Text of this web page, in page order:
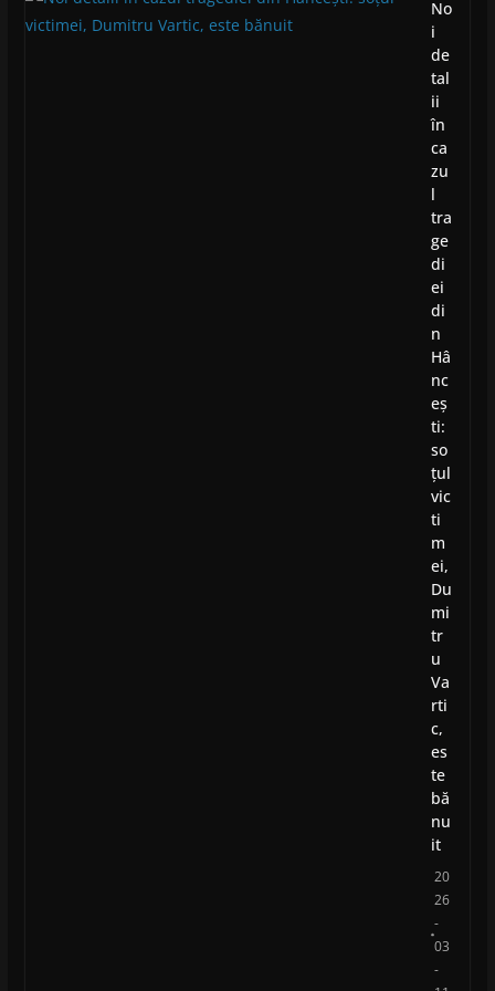
No
i
de
tal
ii
în
ca
zu
l
tra
ge
di
ei
di
n
Hâ
nc
eș
ti:
so
țul
vic
ti
m
ei,
Du
mi
tr
u
Va
rti
c,
es
te
bă
nu
it
20
26
-
03
-